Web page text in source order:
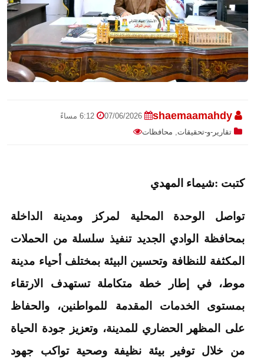
shaemaamahdy
07/06/2026
6:12 مساءً
تقارير-و-تحقيقات, محافظات
كتبت :شيماء المهدي
تواصل الوحدة المحلية لمركز ومدينة الداخلة
بمحافظة الوادي الجديد تنفيذ سلسلة من الحملات
المكثفة للنظافة وتحسين البيئة بمختلف أحياء مدينة
موط، في إطار خطة متكاملة تستهدف الارتقاء
بمستوى الخدمات المقدمة للمواطنين، والحفاظ
على المظهر الحضاري للمدينة، وتعزيز جودة الحياة
من خلال توفير بيئة نظيفة وصحية تواكب جهود